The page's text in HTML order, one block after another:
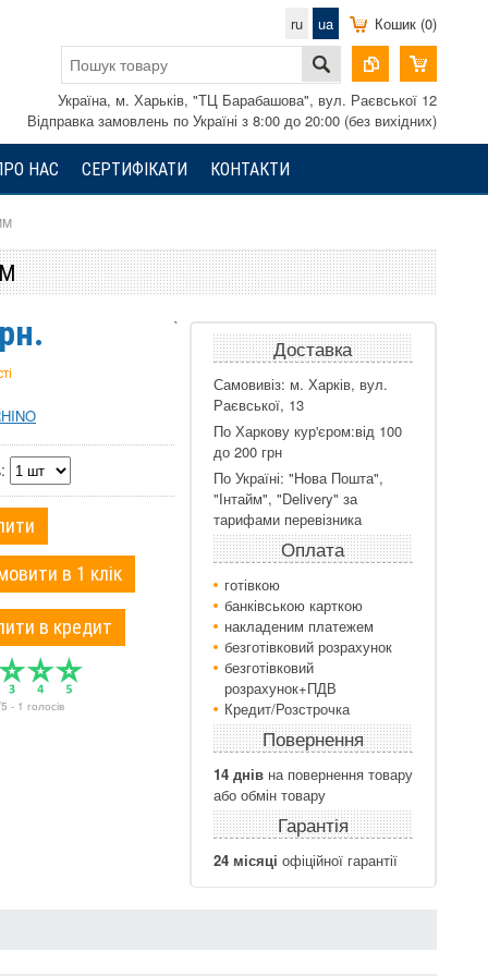
Кошик (0)
ru ua
Україна, м. Харьків, "ТЦ Барабашова", вул. Раєвської 12
Відправка замовлень по Україні з 8:00 до 20:00 (без вихідних)
НАС СЕРТИФІКАТИ КОНТАКТИ
в 1 клік
в кредит
5 - 1 голосів
Доставка
Самовивіз: м. Харків, вул.
Раєвської, 13
По Харкову кур'єром:від 100
до 200 грн
По Україні: "Нова Пошта",
"Інтайм", "Delivery" за
тарифами перевізника
Оплата
готівкою
банківською карткою
накладеним платежем
безготівковий розрахунок
безготівковий
розрахунок+ПДВ
Кредит/Розстрочка
Повернення
14 днівна повернення товару
або обмін товару
Гарантія
24 місяці офіційної гарантії
`